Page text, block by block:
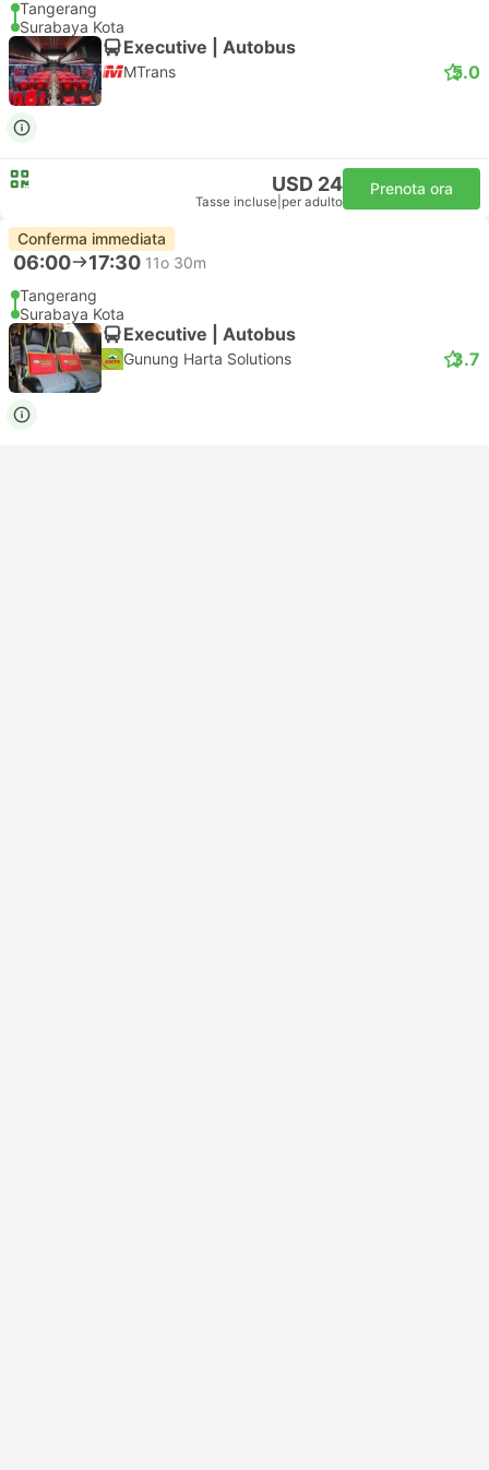
Tangerang
Surabaya Kota
Executive | Autobus
MTrans 5.0
USD 24
Tasse incluse per adulto
Prenota ora
Conferma immediata
06:00 17:30 11o 30m
Tangerang
Surabaya Kota
Executive | Autobus
Gunung Harta Solutions 3.7